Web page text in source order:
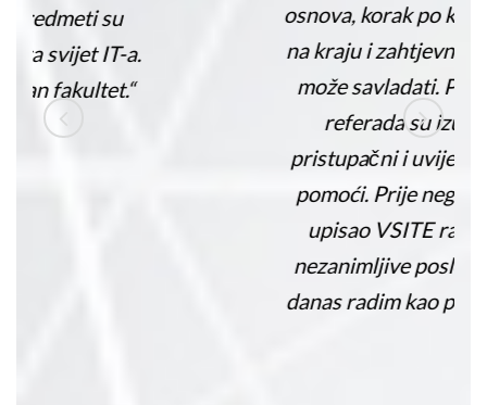
osnova, korak po korak, pa se
na kraju i zahtjevnije gradivo
može savladati. Profesori i
referada su izuzetno
pristupačni i uvijek spremni
pomoći. Prije nego što sam
upisao VSITE radio sam
nezanimljive poslove, a evo
danas radim kao programer.“